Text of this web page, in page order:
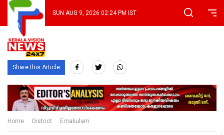
SUN AUG 9, 2026 02:24 PM IST
Share this Article
Home District Ernakulam